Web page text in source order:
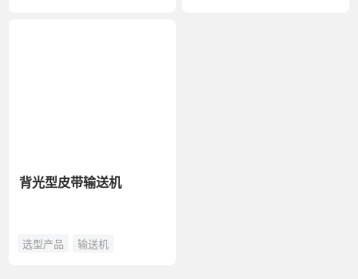
背光型皮带输送机
选型产品 输送机